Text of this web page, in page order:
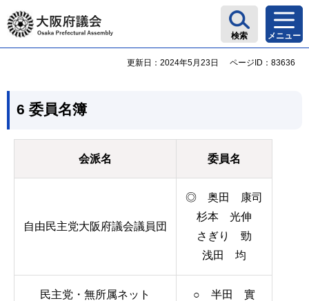
大阪府議会
検索 メニュー
更新日：2024年5月23日 ページID：83636
6 委員名簿
会派名 委員名
自由民主党大阪府議会議員団
◎ 奥田 康司
杉本 光伸
さぎり 勁
浅田 均
民主党・無所属ネット
○ 半田 實